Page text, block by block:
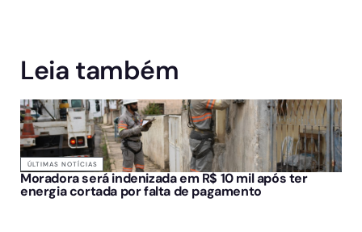
Leia também
ÚLTIMAS NOTÍCIAS
Moradora será indenizada em R$ 10 mil após ter
energia cortada por falta de pagamento